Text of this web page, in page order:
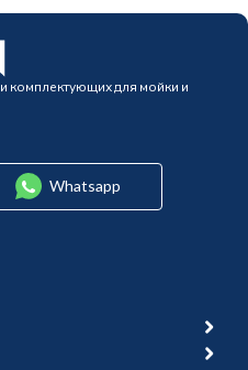
комплектующих для мойки и
Whatsapp